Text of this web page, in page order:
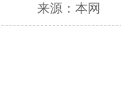
来源： 本网